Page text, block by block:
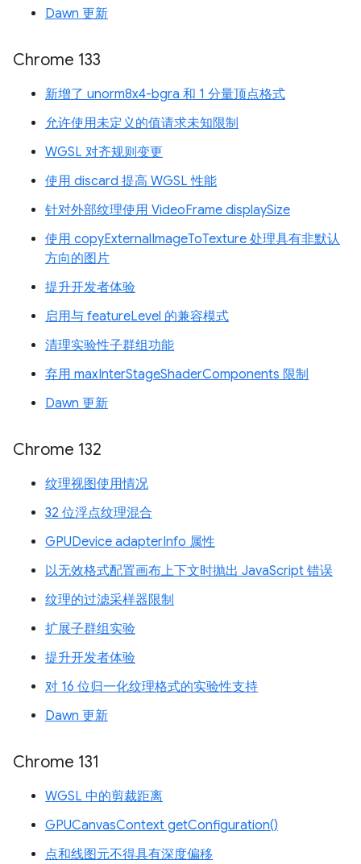
Dawn 更新
Chrome 133
新增了 unorm8x4-bgra 和 1 分量顶点格式
允许使用未定义的值请求未知限制
WGSL 对齐规则变更
使用 discard 提高 WGSL 性能
针对外部纹理使用 VideoFrame displaySize
使用 copyExternalImageToTexture 处理具有非默认
方向的图片
提升开发者体验
启用与 featureLevel 的兼容模式
清理实验性子群组功能
弃用 maxInterStageShaderComponents 限制
Dawn 更新
Chrome 132
纹理视图使用情况
32 位浮点纹理混合
GPUDevice adapterInfo 属性
以无效格式配置画布上下文时抛出 JavaScript 错误
纹理的过滤采样器限制
扩展子群组实验
提升开发者体验
对 16 位归一化纹理格式的实验性支持
Dawn 更新
Chrome 131
WGSL 中的剪裁距离
GPUCanvasContext getConfiguration()
点和线图元不得具有深度偏移